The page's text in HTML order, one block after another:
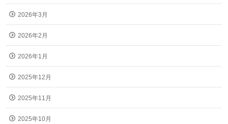
2026年3月
2026年2月
2026年1月
2025年12月
2025年11月
2025年10月